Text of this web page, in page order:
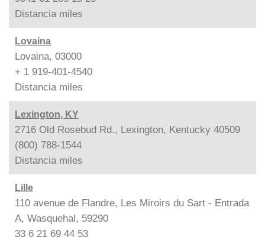
Distancia miles
Lovaina
Lovaina, 03000
+ 1 919-401-4540
Distancia miles
Lexington, KY
2716 Old Rosebud Rd., Lexington, Kentucky 40509
(800) 788-1544
Distancia miles
Lille
110 avenue de Flandre, Les Miroirs du Sart - Entrada
A, Wasquehal, 59290
33 6 21 69 44 53